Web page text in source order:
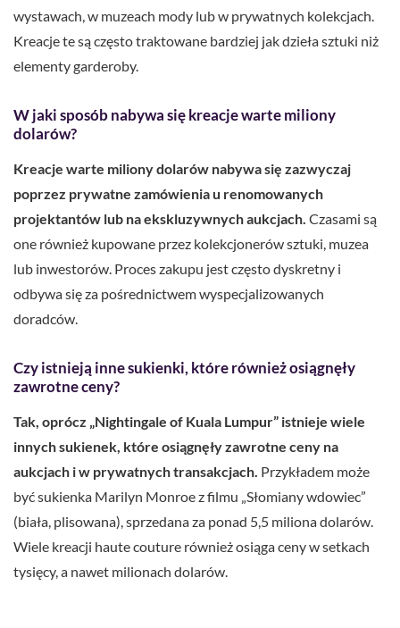
wystawach, w muzeach mody lub w prywatnych kolekcjach.
Kreacje te są często traktowane bardziej jak dzieła sztuki niż
elementy garderoby.
W jaki sposób nabywa się kreacje warte miliony
dolarów?
Kreacje warte miliony dolarów nabywa się zazwyczaj
poprzez prywatne zamówienia u renomowanych
projektantów lub na ekskluzywnych aukcjach. Czasami są
one również kupowane przez kolekcjonerów sztuki, muzea
lub inwestorów. Proces zakupu jest często dyskretny i
odbywa się za pośrednictwem wyspecjalizowanych
doradców.
Czy istnieją inne sukienki, które również osiągnęły
zawrotne ceny?
Tak, oprócz „Nightingale of Kuala Lumpur” istnieje wiele
innych sukienek, które osiągnęły zawrotne ceny na
aukcjach i w prywatnych transakcjach. Przykładem może
być sukienka Marilyn Monroe z filmu „Słomiany wdowiec”
(biała, plisowana), sprzedana za ponad 5,5 miliona dolarów.
Wiele kreacji haute couture również osiąga ceny w setkach
tysięcy, a nawet milionach dolarów.